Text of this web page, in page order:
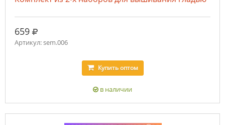
659 руб.
Артикул: sem.006
Купитьоптом
в наличии